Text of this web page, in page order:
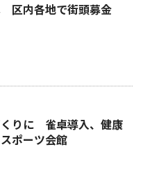
区内各地で街頭募金
りに 雀卓導入、健康
ポーツ会館